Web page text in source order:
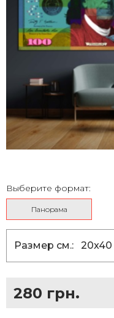
Выберите формат:
Панорама
Размер см.: 20x40
20x40
280 грн.